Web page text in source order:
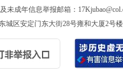
未成年信息举报邮箱：
区安定门东大街28号雍和大厦2号楼